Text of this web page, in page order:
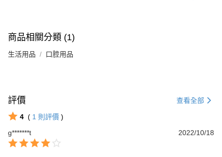
商品相關分類 (1)
生活用品 口腔用品
評價 查看全部
4 ( 1 則評價 )
g*******t
2022/10/18